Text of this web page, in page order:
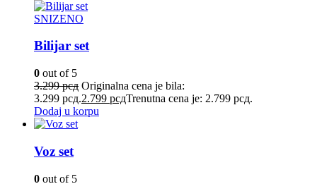
SNIZENO
Bilijar set
0 out of 5
3.299рсд Originalna cena je bila:
3.299 рсд.2.799 рсдTrenutna cena je: 2.799 рсд.
Dodaj u korpu
Voz set
0 out of 5